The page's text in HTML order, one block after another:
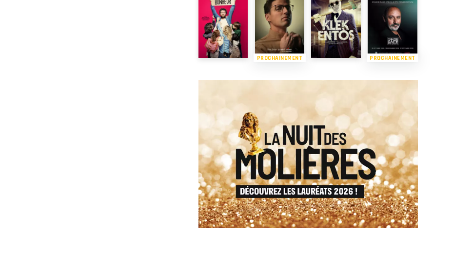
PROCHAINEMENT PROCHAINEMENT